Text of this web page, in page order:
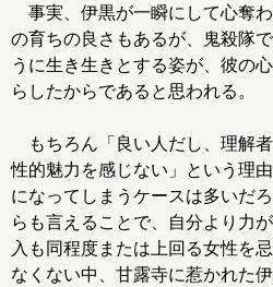
事実、伊黒が一瞬にして心奪
の育ちの良さもあるが、鬼殺隊
うに生き生きとする姿が、彼の
らしたからであると思われる。
もちろん「良い人だし、理解
性的魅力を感じない」という理
になってしまうケースは多いだ
らも言えることで、自分より力
入も同程度または上回る女性を
なくない中、甘露寺に惹かれた